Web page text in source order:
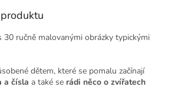
30 ručně malovanými obrázky typickými
dětem, které se pomalu začínají
a čísla a také se rádi něco o zvířatech